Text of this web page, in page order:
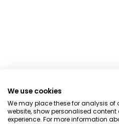
We use cookies
We may place these for analysis of
website, show personalised
experience. For more information